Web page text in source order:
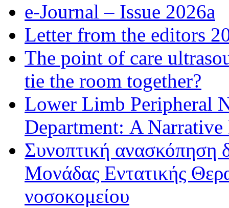
e-Journal – Issue 2026a
Letter from the editors
The point of care
tie the room together?
Lower Limb Peripheral
Department: A
Συνοπτική ανασκόπηση
Μονάδας Εντατικής
νοσοκομείου